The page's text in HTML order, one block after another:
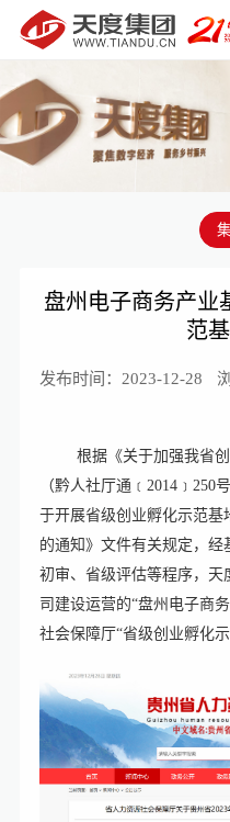
盘州电子商务产业
范
发布时间：2023-12-28
根据《关于加强我省
（黔人社厅通﹝2014﹞250
于开展省级创业孵化示范基
的通知》文件有关规定，经
初审、省级评估等程序，
司建设运营的“盘州电子商
社会保障厅“省级创业孵化示